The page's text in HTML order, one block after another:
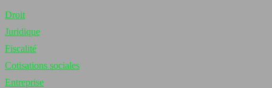
Droit
Juridique
Fiscalité
Cotisations sociales
Entreprise